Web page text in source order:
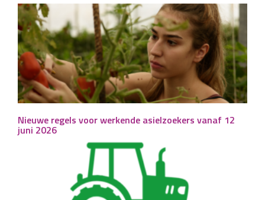
Nieuwe regels voor werkende asielzoekers vanaf 12
juni 2026